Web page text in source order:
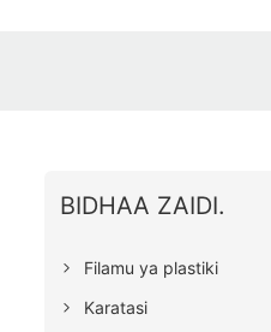
BIDHAA ZAIDI.
Filamu ya plastiki
Karatasi